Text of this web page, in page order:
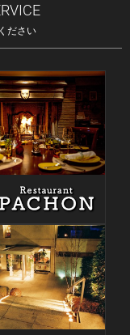
ださい